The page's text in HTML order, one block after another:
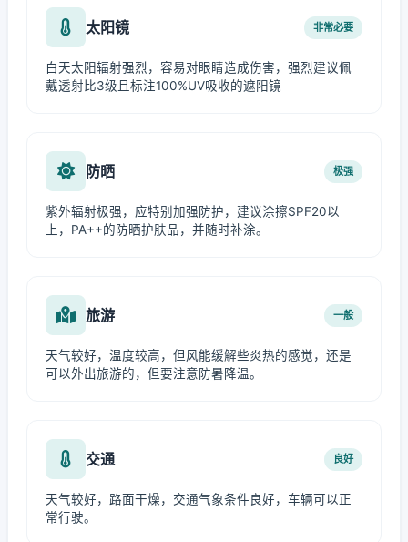
太阳镜 非常必要
白天太阳辐射强烈，容易对眼睛造成伤害，强烈建议佩
戴透射比3级且标注100%UV吸收的遮阳镜
防晒 极强
紫外辐射极强，应特别加强防护，建议涂擦SPF20以
上，PA++的防晒护肤品，并随时补涂。
旅游 一般
天气较好，温度较高，但风能缓解些炎热的感觉，还是
可以外出旅游的，但要注意防暑降温。
交通 良好
天气较好，路面干燥，交通气象条件良好，车辆可以正
常行驶。